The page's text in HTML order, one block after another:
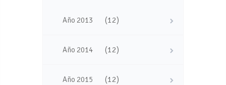
Año 2013 (12)
Año 2014 (12)
Año 2015 (12)